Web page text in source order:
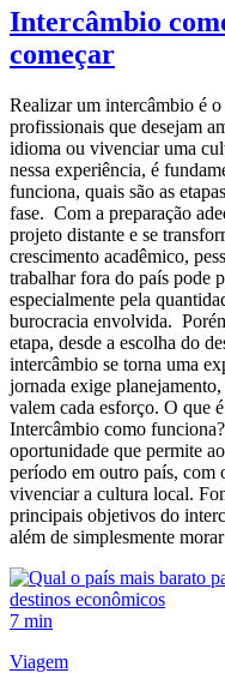
Intercâmbio
começar
Realizar um intercâmbio é
profissionais que desejam
idioma ou vivenciar uma
nessa experiência, é
funciona, quais são as
fase. Com a preparação
projeto distante e se
crescimento acadêmico,
trabalhar fora do país pode
especialmente pela
burocracia envolvida.
etapa, desde a escolha do
intercâmbio se torna uma
jornada exige
valem cada esforço. O que
Intercâmbio como
oportunidade que permite
período em outro país, com
vivenciar a cultura local.
principais objetivos do
além de simplesmente
7 min
Viagem